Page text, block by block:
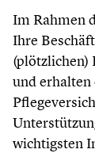
Im Rahmen
Ihre
(plötzlichen)
und
wichtigsten